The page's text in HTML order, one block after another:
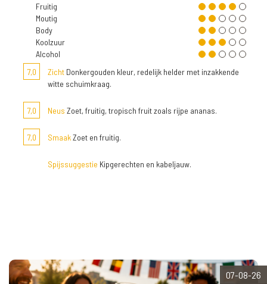
Fruitig
Moutig
Body
Koolzuur
Alcohol
7,0
Zicht Donkergouden kleur, redelijk helder met inzakkende
witte schuimkraag.
7,0 Neus Zoet, fruitig, tropisch fruit zoals rijpe ananas.
7,0 SmaakZoet en fruitig.
Spijssuggestie Kipgerechten en kabeljauw.
07-08-26